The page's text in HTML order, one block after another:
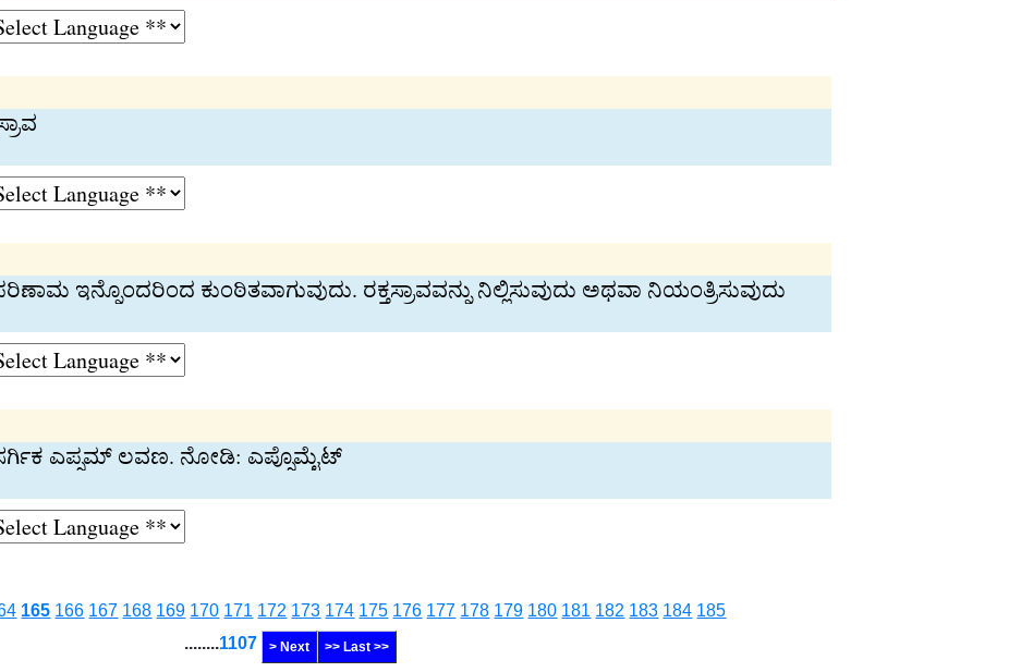
ಇನ್ನೊಂದರಿಂದ ಕುಂಠಿತವಾಗುವುದು. ರಕ್ತಸ್ರಾವವನ್ನು ನಿಲ್ಲಿಸುವುದು ಅಥವಾ ನಿಯಂತ್ರಿಸುವುದು
ಎಪ್ಸಮ್ ಲವಣ. ನೋಡಿ: ಎಪ್ಸೊಮೈಟ್
165 166 167 168 169 170 171 172 173 174 175 176 177 178 179 180 181 182 183 184 185
........1107 > Next >> Last >>